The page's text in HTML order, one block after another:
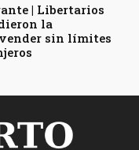
| Libertarios
la
sin límites